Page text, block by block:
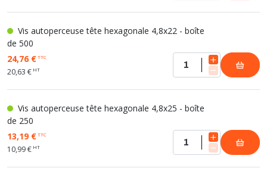
Vis autoperceuse tête hexagonale 4,8x22 - boîte
de 500
24,76 €TTC
20,63 € HT
Vis autoperceuse tête hexagonale 4,8x25 - boîte
de 250
13,19 €TTC
10,99 € HT